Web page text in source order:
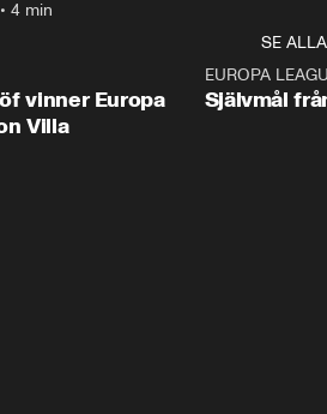
• 4 min
SE ALLA
vinner Europa
Villa
EUROPA
Självmål